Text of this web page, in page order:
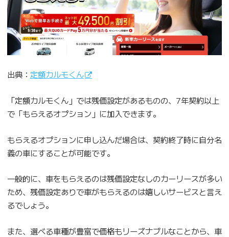
出典： 定額カルモくん
「定額カルモくん」では残価設定があるものの、7年契約以上
で「もらえるオプション」に加入できます。
もらえるオプションに申し込んだ場合は、契約終了時に自分名
義の車にすることが可能です。
一般的に、車をもらえるのは残価設定なしのカーリースが多い
ため、残価設定ありで車がもらえるのは嬉しいサービスと言え
るでしょう。
また、選べる車種が豊富で価格もリーズナブルなことから、車